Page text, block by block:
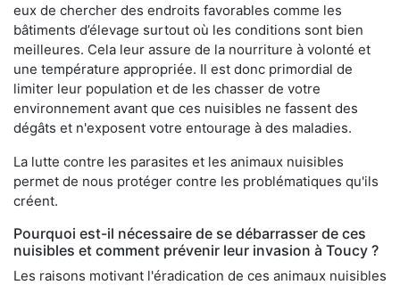
eux de chercher des endroits favorables comme les
bâtiments d’élevage surtout où les conditions sont bien
meilleures. Cela leur assure de la nourriture à volonté et
une température appropriée. Il est donc primordial de
limiter leur population et de les chasser de votre
environnement avant que ces nuisibles ne fassent des
dégâts et n'exposent votre entourage à des maladies.
La lutte contre les parasites et les animaux nuisibles
permet de nous protéger contre les problématiques qu'ils
créent.
Pourquoi est-il nécessaire de se débarrasser de ces
nuisibles et comment prévenir leur invasion à Toucy ?
Les raisons motivant l'éradication de ces animaux nuisibles